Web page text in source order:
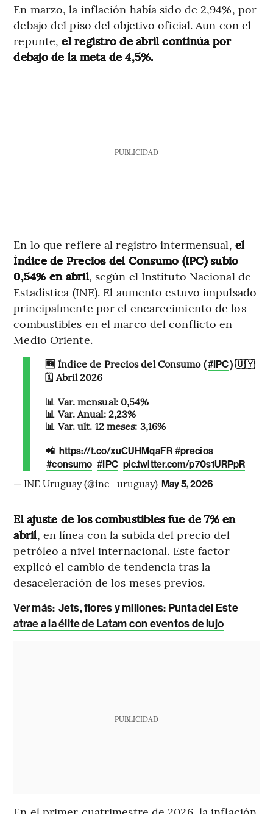
En marzo, la inflación había sido de 2,94%, por
debajo del piso del objetivo oficial. Aun con el
repunte, el registro de abril continúa por
debajo de la meta de 4,5%.
PUBLICIDAD
En lo que refiere al registro intermensual, el
Índice de Precios del Consumo (IPC) subió
0,54% en abril, según el Instituto Nacional de
Estadística (INE). El aumento estuvo impulsado
principalmente por el encarecimiento de los
combustibles en el marco del conflicto en
Medio Oriente.
🆕 Índice de Precios del Consumo (#IPC) 🇺🇾
🗓️ Abril 2026
📊 Var. mensual: 0,54%
📊 Var. Anual: 2,23%
📊 Var. últ. 12 meses: 3,16%
📲 https://t.co/xuCUHMqaFR #precios
#consumo #IPC pic.twitter.com/p70s1URPpR
— INE Uruguay (@ine_uruguay) May 5, 2026
El ajuste de los combustibles fue de 7% en
abril, en línea con la subida del precio del
petróleo a nivel internacional. Este factor
explicó el cambio de tendencia tras la
desaceleración de los meses previos.
Ver más: Jets, flores y millones: Punta del Este
atrae a la élite de Latam con eventos de lujo
PUBLICIDAD